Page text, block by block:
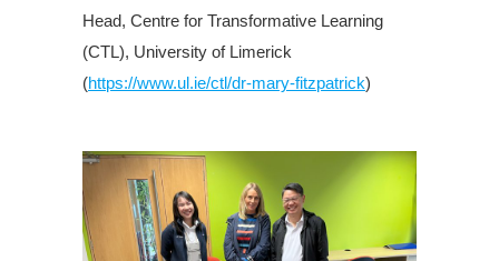
Head, Centre for Transformative Learning
(CTL), University of Limerick
(https://www.ul.ie/ctl/dr-mary-fitzpatrick)